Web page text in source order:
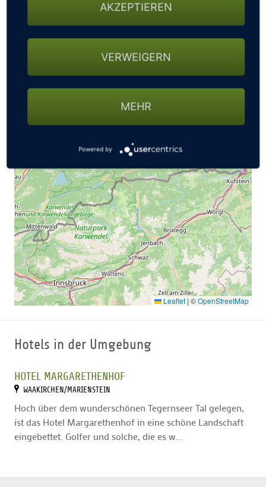
Leaflet | ©OpenStreetMap
Hotels in der Umgebung
HOTEL MARGARETHENHOF
WAAKIRCHEN/MARIENSTEIN
Hoch über dem wunderschönen Tegernseer Tal gelegen,
ist das Hotel Margarethenhof in eine schöne Landschaft
eingebettet. Golfer und solche, die es w...
AKZEPTIEREN
VERWEIGERN
MEHR
Powered by